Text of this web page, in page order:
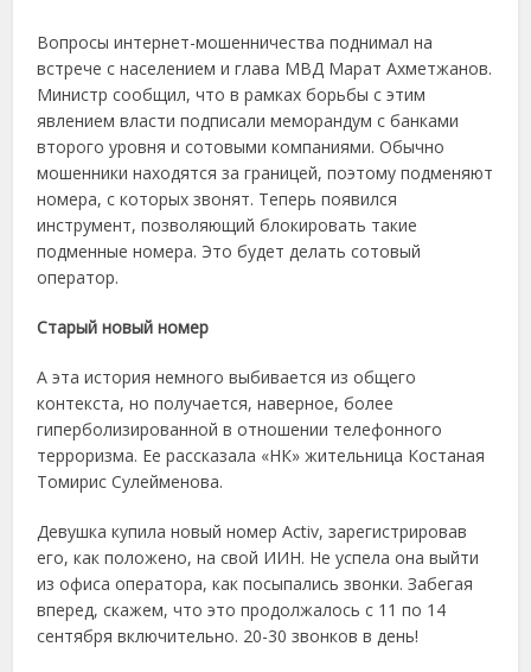
Вопросы интернет-мошенничества поднимал на
встрече с населением и глава МВД Марат Ахметжанов.
Министр сообщил, что в рамках борьбы с этим
явлением власти подписали меморандум с банками
второго уровня и сотовыми компаниями. Обычно
мошенники находятся за границей, поэтому подменяют
номера, с которых звонят. Теперь появился
инструмент, позволяющий блокировать такие
подменные номера. Это будет делать сотовый
оператор.
Старый новый номер
А эта история немного выбивается из общего
контекста, но получается, наверное, более
гиперболизированной в отношении телефонного
терроризма. Ее рассказала «НК» жительница Костаная
Томирис Сулейменова.
Девушка купила новый номер Activ, зарегистрировав
его, как положено, на свой ИИН. Не успела она выйти
из офиса оператора, как посыпались звонки. Забегая
вперед, скажем, что это продолжалось с 11 по 14
сентября включительно. 20-30 звонков в день!